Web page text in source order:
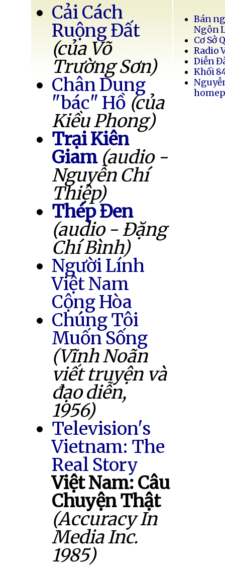
Cải Cách
Ruộng Đất
(của Võ
Trường Sơn)
Chân Dung
"bác" Hồ (của
Kiều Phong)
Trại Kiên
Giam (audio -
Nguyễn Chí
Thiệp)
Thép Đen
(audio - Đặng
Chí Bình)
Người Lính
Việt Nam
Cộng Hòa
Chúng Tôi
Muốn Sống
(Vĩnh Noãn
viết truyện và
đạo diễn,
1956)
Television's
Vietnam: The
Real Story
Việt Nam: Câu
Chuyện Thật
(Accuracy In
Media Inc.
1985)
Bán
Ngôn
Cơ Sở
Radio
Diễn
Khối